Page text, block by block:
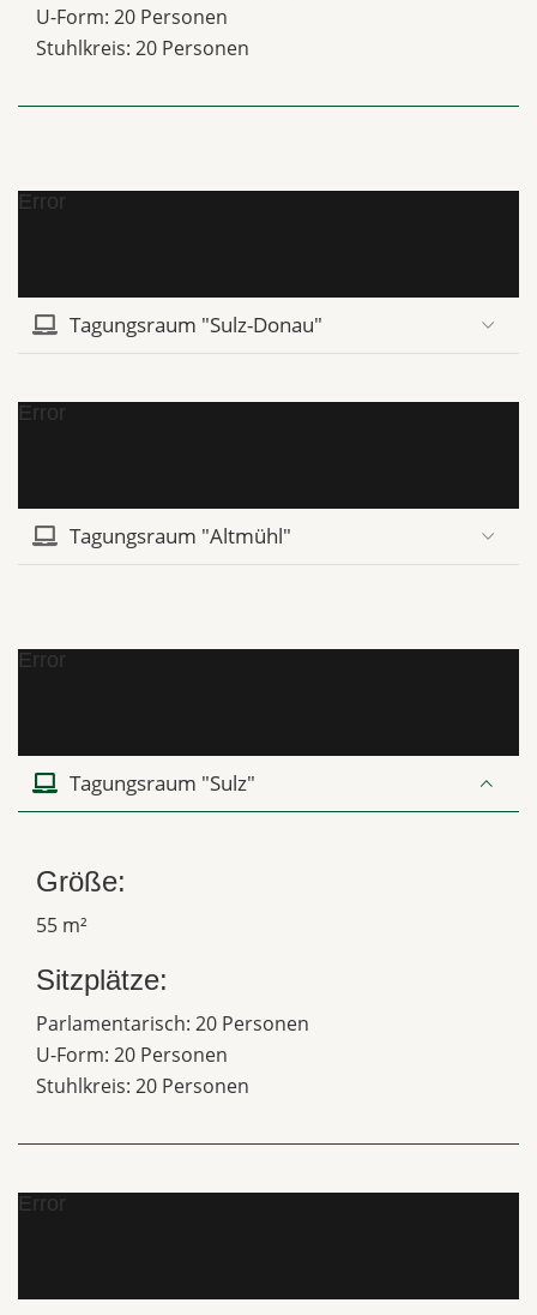
U-Form: 20 Personen
Stuhlkreis: 20 Personen
Error
Tagungsraum "Sulz-Donau"
Error
Tagungsraum "Altmühl"
Error
Tagungsraum "Sulz"
Größe:
55 m²
Sitzplätze:
Parlamentarisch: 20 Personen
U-Form: 20 Personen
Stuhlkreis: 20 Personen
Error